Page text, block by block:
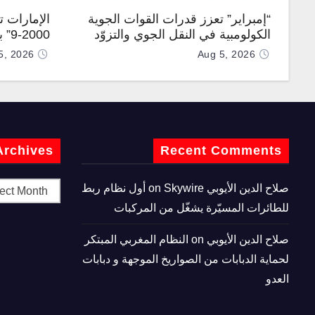
“إمبراير” تعزز قدرات القوات الجوية
الكولومبية في النقل الجوي والتزوّد
بالوقود جوًا من خلال تزويدها بطائرتي
Aug 5, 2026
المطورة
2026
Recent Comments
صلاح الدين الأيوبي
Skywire أول نظام ربط
للطائرات المسيّرة يشغّل من المركبات
صلاح الدين الأيوبي
النظام المغربي المبتكر
لحماية الدبابات من الصواريخ الموجهة و دبابات
العدو